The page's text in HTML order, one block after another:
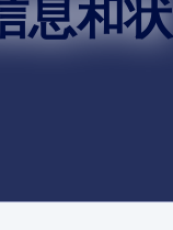
息和状